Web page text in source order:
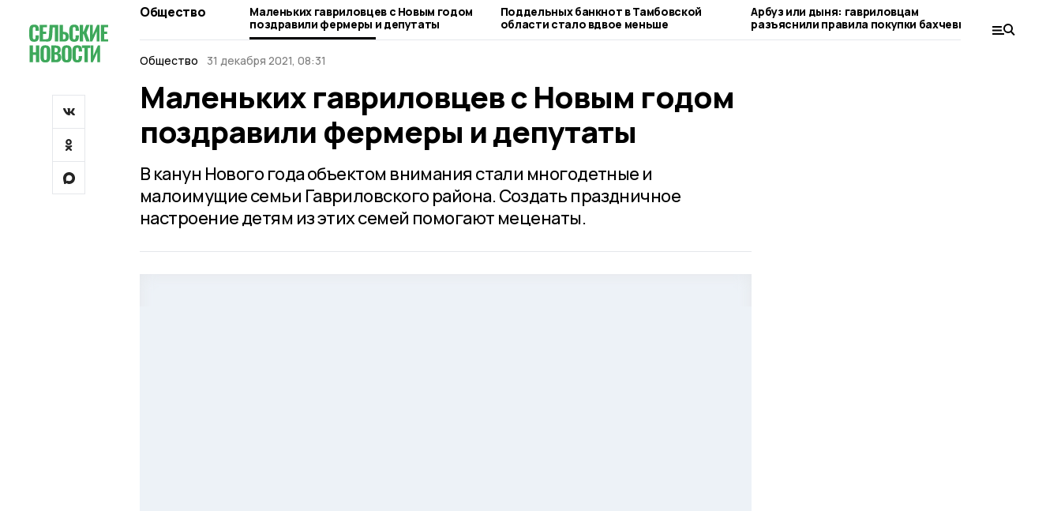
Общество
Маленьких гавриловцев с Новым годом
поздравили фермеры и депутаты
Поддельных банкнот в Тамбовской
области стало вдвое меньше
Арбуз или дыня: гавриловцам
разъяснили правила покупки бахчевых
Общество 31 декабря 2021, 08:31
Маленьких гавриловцев с Новым годом
поздравили фермеры и депутаты
В канун Нового года объектом внимания стали многодетные и
малоимущие семьи Гавриловского района. Создать праздничное
настроение детям из этих семей помогают меценаты.